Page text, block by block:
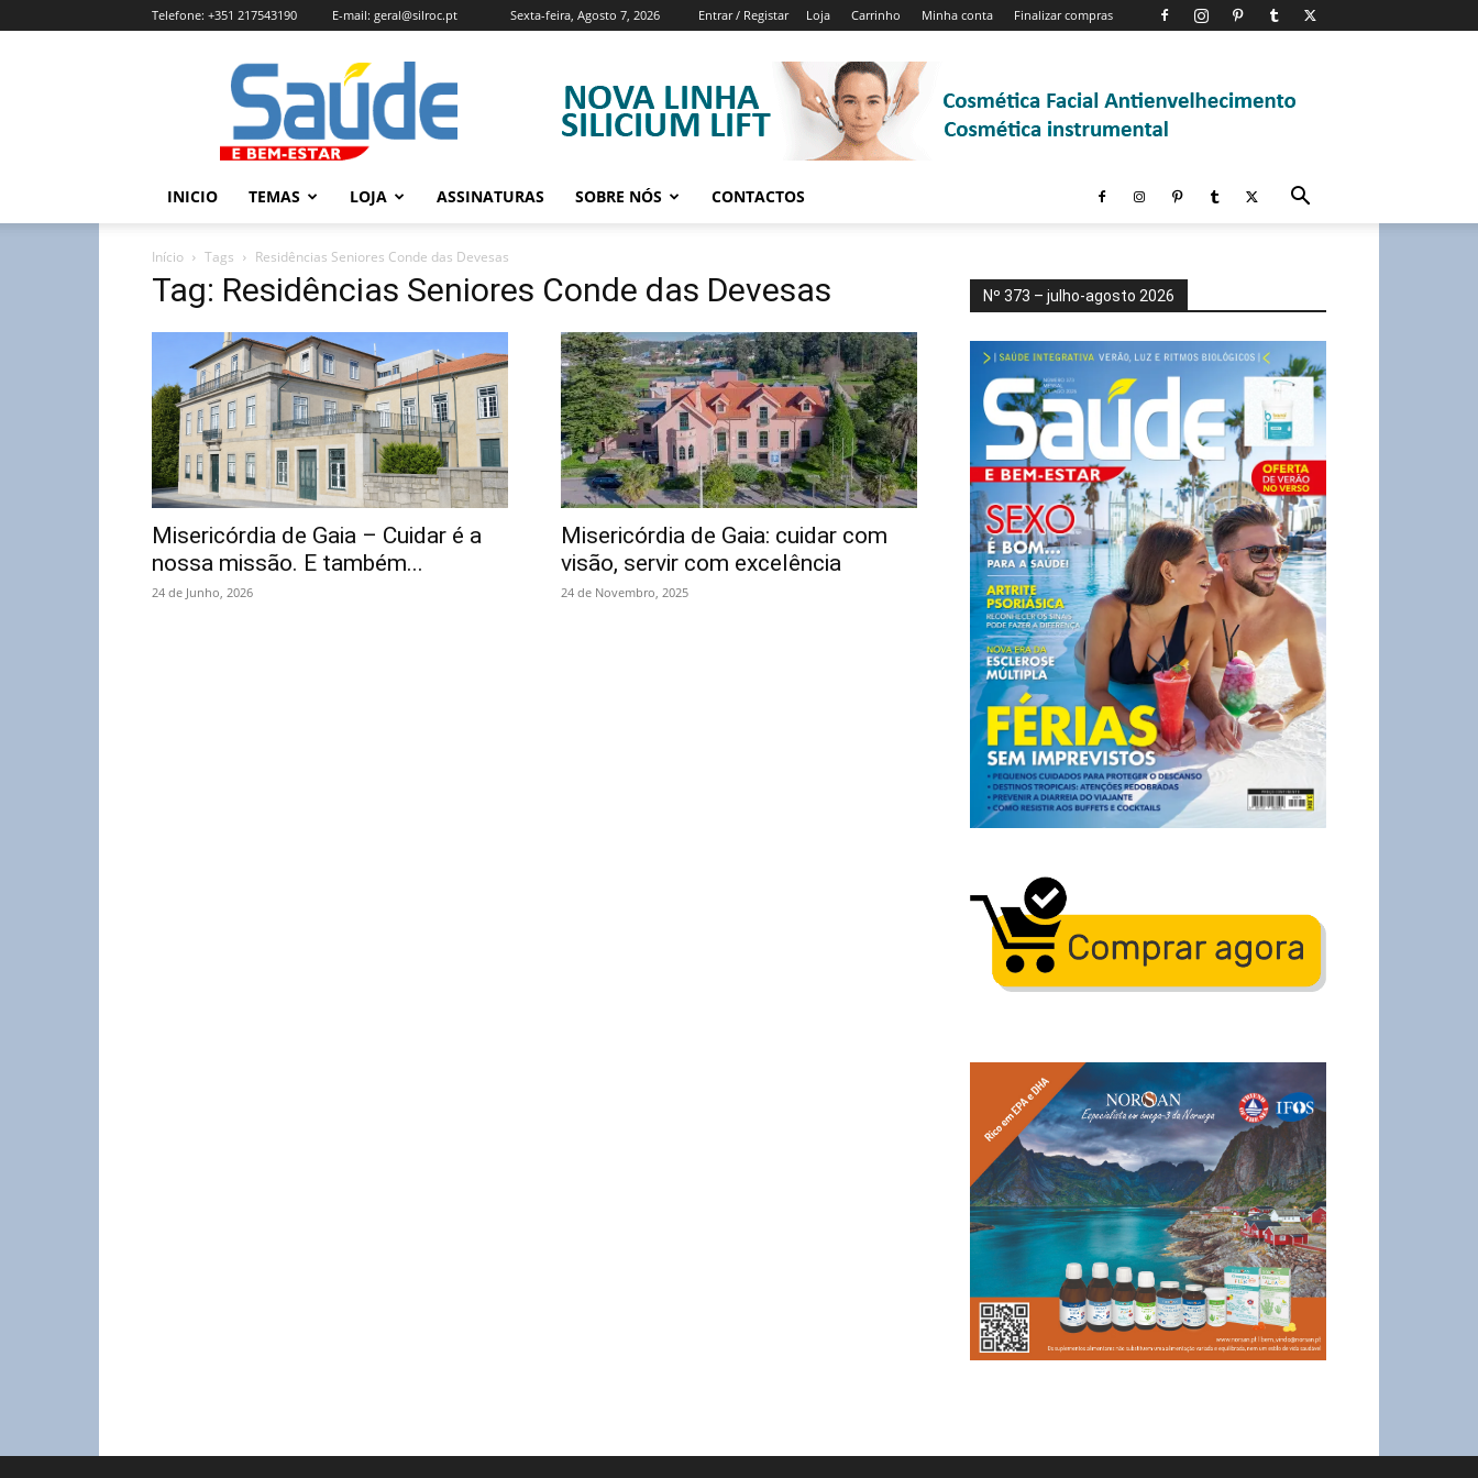
Sexta-feira, Agosto 7, 2026 Entrar / Registar Loja Carrinho Minha conta Finalizar compras
Telefone: +351 217543190 E-mail: geral@silroc.pt
Revista
Saúde
e
Bem
Estar
Edição
INICIO TEMAS LOJA ASSINATURAS SOBRE NÓS CONTACTOS
Início Tags Residências Seniores Conde das Devesas
Tag: Residências Seniores Conde das Devesas
Misericórdia de Gaia – Cuidar é a
nossa missão. E também...
24 de Junho, 2026
Misericórdia de Gaia: cuidar com
visão, servir com excelência
24 de Novembro, 2025
Nº 373 – julho-agosto 2026